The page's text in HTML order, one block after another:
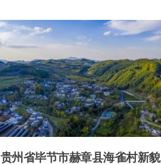
贵州省毕节市赫章县海雀村新貌